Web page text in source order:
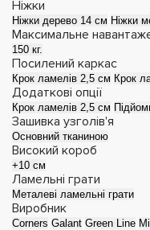
Ніжки
Ніжки дерево 14 см Ніжки
Максимальне
150 кг.
Посилений каркас
Крок ламелів 2,5 см Крок
Додаткові опції
Крок ламелів 2,5 см
Зашивка узголів'я
Основний тканиною
Високий короб
+10 см
Ламельні грати
Металеві ламельні грати
Виробник
Corners Galant Green Line